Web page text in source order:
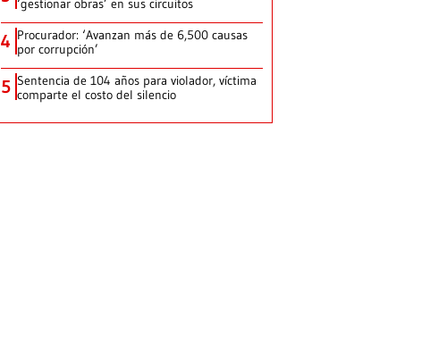
4 Procurador: ‘Avanzan más de 6,500 causas
por corrupción’
5 Sentencia de 104 años para violador, víctima
comparte el costo del silencio